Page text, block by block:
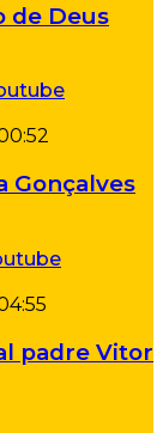
de Deus
Gonçalves
padre Vitor